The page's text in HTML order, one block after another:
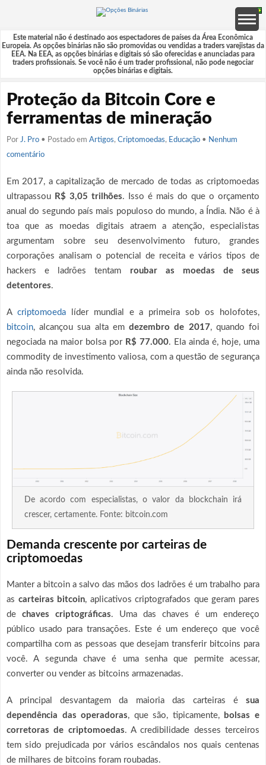
Este material não é destinado aos espectadores de países da Área Econômica
Europeia. As opções binárias não são promovidas ou vendidas a traders varejistas da
EEA. Na EEA, as opções binárias e digitais só são oferecidas e anunciadas para
traders profissionais. Se você não é um trader profissional, não pode negociar
opções binárias e digitais.
Proteção da Bitcoin Core e
ferramentas de mineração
Por J. Pro • Postado em Artigos, Criptomoedas, Educação • Nenhum
comentário
Em 2017, a capitalização de mercado de todas as criptomoedas
ultrapassou R$ 3,05 trilhões. Isso é mais do que o orçamento
anual do segundo país mais populoso do mundo, a Índia. Não é à
toa que as moedas digitais atraem a atenção, especialistas
argumentam sobre seu desenvolvimento futuro, grandes
corporações analisam o potencial de receita e vários tipos de
hackers e ladrões tentam roubar as moedas de seus
detentores.
A criptomoedalíder mundial e a primeira sob os holofotes,
bitcoin, alcançou sua alta emdezembro de 2017, quando foi
negociada na maior bolsa por R$ 77.000. Ela ainda é, hoje, uma
commodity de investimento valiosa, com a questão de segurança
ainda não resolvida.
De acordo com especialistas, o valor da blockchain irá
crescer, certamente. Fonte: bitcoin.com
Demanda crescente por carteiras de
criptomoedas
Manter a bitcoin a salvo das mãos dos ladrões é um trabalho para
as carteiras bitcoin, aplicativos criptografados que geram pares
de chaves criptográficas. Uma das chaves é um endereço
público usado para transações. Este é um endereço que você
compartilha com as pessoas que desejam transferir bitcoins para
você. A segunda chave é uma senha que permite acessar,
converter ou vender as bitcoins armazenadas.
A principal desvantagem da maioria das carteiras é sua
dependência das operadoras, que são, tipicamente, bolsas e
corretoras de criptomoedas. A credibilidade desses terceiros
tem sido prejudicada por vários escândalos nos quais centenas
de milhares de bitcoins foram roubadas.